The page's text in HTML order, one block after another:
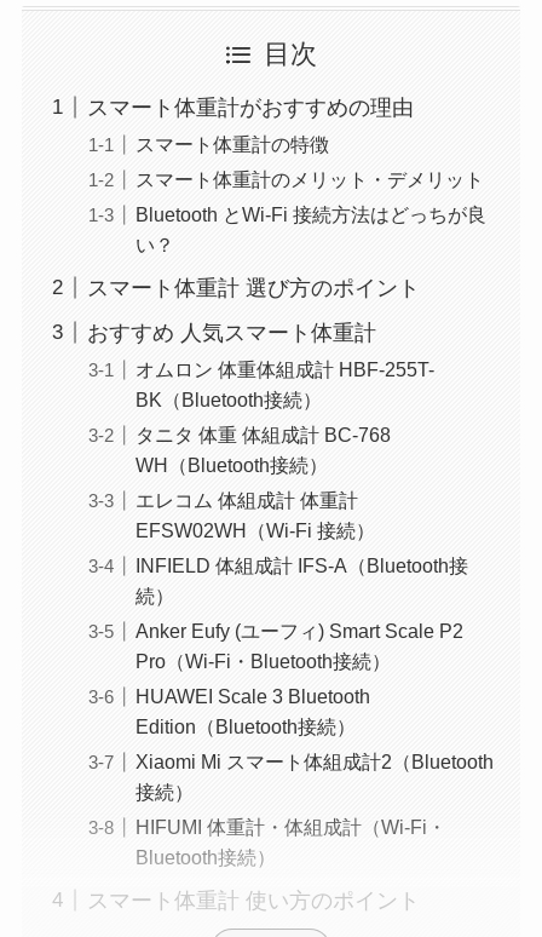
目次
スマート体重計がおすすめの理由
スマート体重計の特徴
スマート体重計のメリット・デメリット
Bluetooth とWi-Fi 接続方法はどっちが良
い？
スマート体重計 選び方のポイント
おすすめ 人気スマート体重計
オムロン 体重体組成計 HBF-255T-
BK（Bluetooth接続）
タニタ 体重 体組成計 BC-768
WH（Bluetooth接続）
エレコム 体組成計 体重計
EFSW02WH（Wi-Fi 接続）
INFIELD 体組成計 ‎IFS-A（Bluetooth接
続）
Anker Eufy (ユーフィ) Smart Scale P2
Pro（Wi-Fi・Bluetooth接続）
HUAWEI Scale 3 Bluetooth
Edition（Bluetooth接続）
Xiaomi Mi スマート体組成計2（Bluetooth
接続）
HIFUMI 体重計・体組成計（Wi-Fi・
Bluetooth接続）
スマート体重計 使い方のポイント